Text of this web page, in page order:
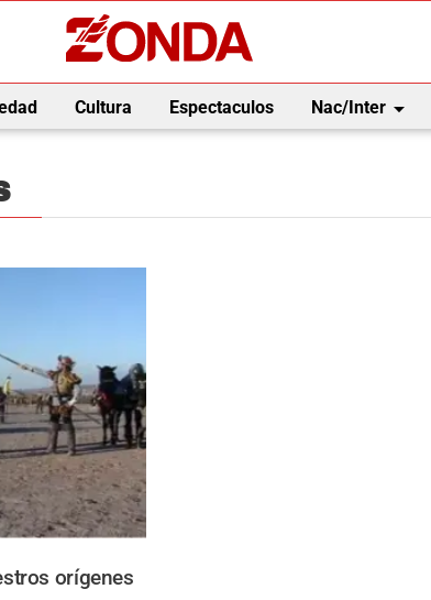
Cultura Espectaculos Nac/Interarrow_drop_down
orígenes